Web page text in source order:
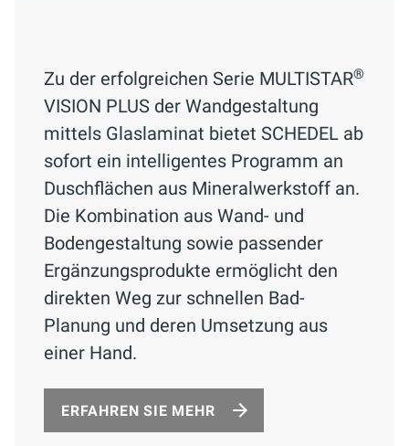
Zu der erfolgreichen Serie MULTISTAR®
VISION PLUS der Wandgestaltung
mittels Glaslaminat bietet SCHEDEL ab
sofort ein intelligentes Programm an
Duschflächen aus Mineralwerkstoff an.
Die Kombination aus Wand- und
Bodengestaltung sowie passender
Ergänzungsprodukte ermöglicht den
direkten Weg zur schnellen Bad-
Planung und deren Umsetzung aus
einer Hand.
ERFAHREN SIE MEHR